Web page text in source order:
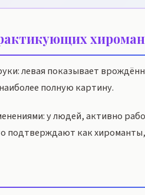
левая показывает
полную картину.
у людей, активно
подтверждают как